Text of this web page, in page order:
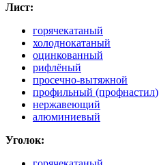
Лист:
горячекатаный
холоднокатаный
оцинкованный
рифлёный
просечно-вытяжной
профильный (профнастил)
нержавеющий
алюминиевый
Уголок: